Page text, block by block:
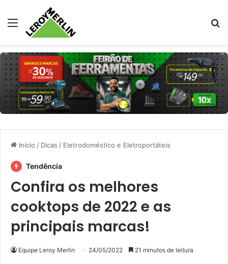
Menu
Início / Dicas / Eletrodoméstico e Eletroportáteis
Tendência
Confira os melhores
cooktops de 2022 e as
principais marcas!
Equipe Leroy Merlin 24/05/2022 21 minutos de leitura